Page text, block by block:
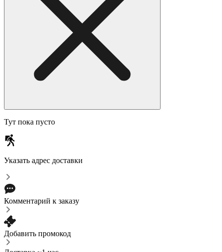
Тут пока пусто
Указать адрес доставки
Комментарий к заказу
Добавить промокод